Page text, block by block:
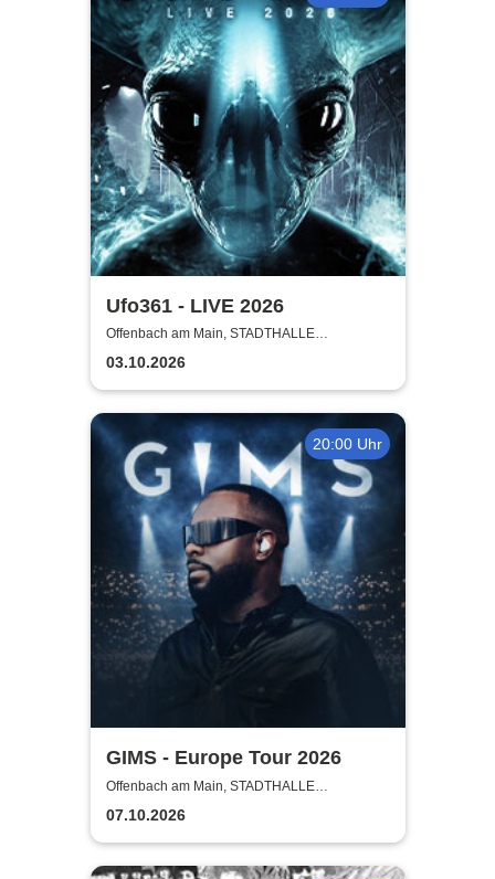
Ufo361 - LIVE 2026
Offenbach am Main, STADTHALLE
OFFENBACH
03.10.2026
20:00 Uhr
GIMS - Europe Tour 2026
Offenbach am Main, STADTHALLE
OFFENBACH
07.10.2026